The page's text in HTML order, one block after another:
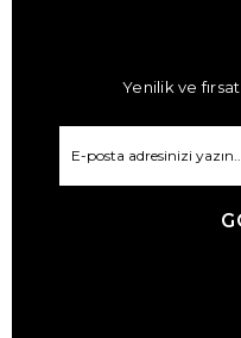
Yenilik ve